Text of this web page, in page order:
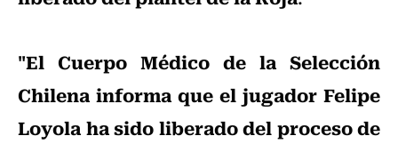
"El Cuerpo Médico de la Selección
Chilena informa que el jugador Felipe
Loyola ha sido liberado del proceso de